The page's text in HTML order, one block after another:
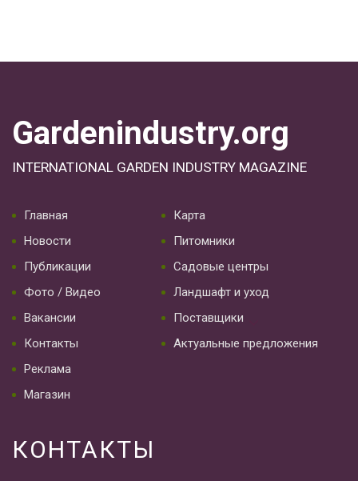
Gardenindustry.org
INTERNATIONAL GARDEN INDUSTRY MAGAZINE
Главная
Новости
Публикации
Фото / Видео
Вакансии
Контакты
Реклама
Магазин
Карта
Питомники
Садовые центры
Ландшафт и уход
Поставщики
Актуальные предложения
КОНТАКТЫ